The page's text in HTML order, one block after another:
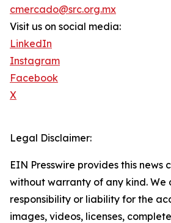
cmercado@src.org.mx
Visit us on social media:
LinkedIn
Instagram
Facebook
X
Legal Disclaimer:
EIN Presswire provides this news
without warranty of any kind. We
responsibility or liability for the
images, videos, licenses,